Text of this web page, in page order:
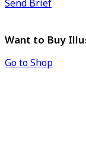
Send Brief
Want to Buy
Go to Shop